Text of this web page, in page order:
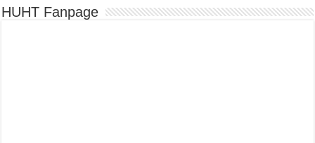
HUHT Fanpage